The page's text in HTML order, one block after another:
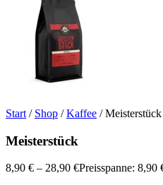
Start / Shop /Kaffee / Meisterstück
Meisterstück
8,90 € – 28,90 €Preisspanne: 8,90